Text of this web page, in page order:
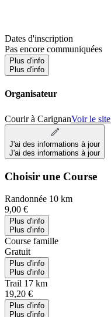
Dates d'inscription
Pas encore communiquées
Plus d'info
Plus d'info
Organisateur
Courir à CarignanVoir le
J'ai des informations à jour
J'ai des informations à jour
Choisir une Course
Randonnée 10 km
9,00 €
Plus d'info
Plus d'info
Course famille
Gratuit
Plus d'info
Plus d'info
Trail 17 km
19,20 €
Plus d'info
Plus d'info